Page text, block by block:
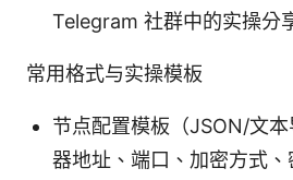
Telegram 社群中的实操分
常用格式与实操模板
节点配置模板（JSON/文
器地址、端口、加密方式